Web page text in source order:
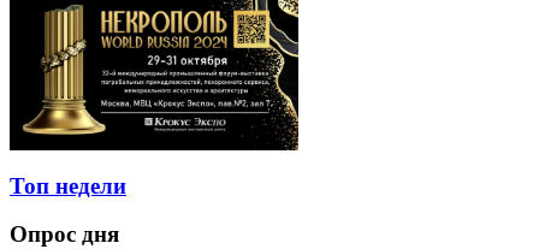
Топ недели
Опрос дня